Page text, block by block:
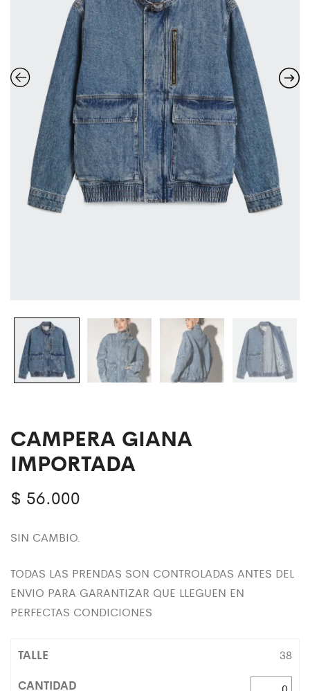
CAMPERA GIANA
IMPORTADA
$ 56.000
SIN CAMBIO.
TODAS LAS PRENDAS SON CONTROLADAS ANTES DEL
ENVIO PARA GARANTIZAR QUE LLEGUEN EN
PERFECTAS CONDICIONES
38